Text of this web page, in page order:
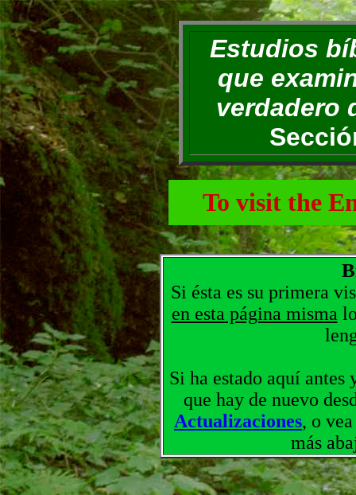
Estudios
que
verdadero
To visit the
Si ésta es su primera
en esta página misma
Si ha estado aquí
que hay de nuevo
Actualizaciones, o
más